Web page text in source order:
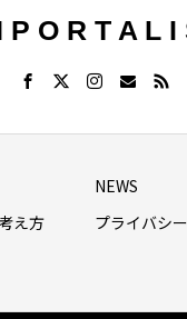
P O R T A L I
NEWS
え方
プライバシ